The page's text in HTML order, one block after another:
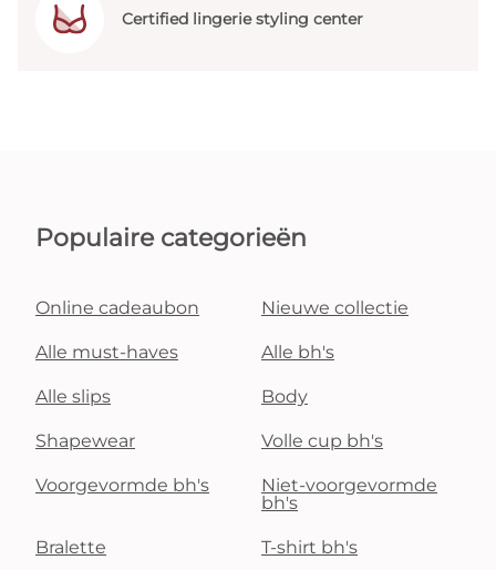
Certified lingerie styling center
Populaire categorieën
Online cadeaubon Nieuwe collectie
Alle must-haves Alle bh's
Alle slips Body
Shapewear Volle cup bh's
Voorgevormde bh's
Niet-voorgevormde
bh's
Bralette T-shirt bh's